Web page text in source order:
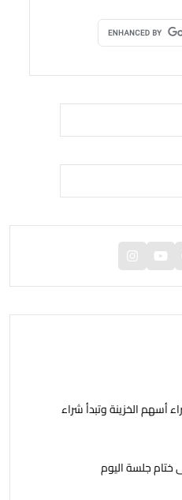
أسهم الخزينة وتبدأ شراء
ختام جلسة اليوم